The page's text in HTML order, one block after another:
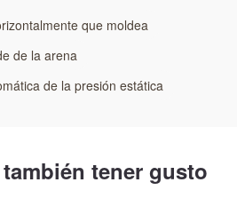
de alta eficiencia,
que moldea
de la arena
de la presión estática
tener gusto